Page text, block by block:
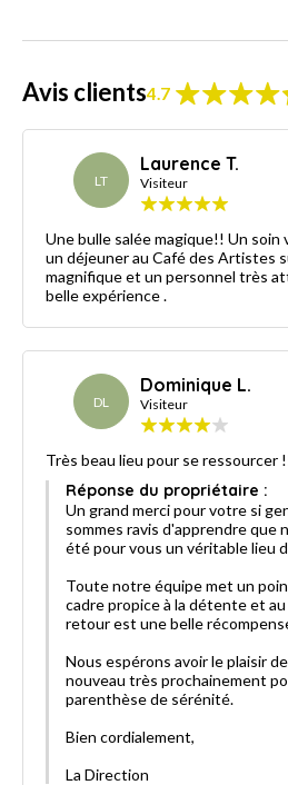
Avis clients4.7
LT
Laurence T.
Visiteur
Une bulle salée magique!! Un soin
un déjeuner au Café des Artistes
magnifique et un personnel très
belle expérience .
DL
Dominique L.
Visiteur
Très beau lieu pour se ressourcer
Réponse du propriétaire :
Un grand merci pour votre si
sommes ravis d'apprendre que
été pour vous un véritable lieu
Toute notre équipe met un
cadre propice à la détente et
retour est une belle
Nous espérons avoir le plaisir
nouveau très prochainement
parenthèse de sérénité.
Bien cordialement,
La Direction